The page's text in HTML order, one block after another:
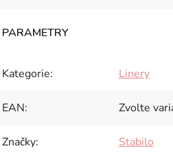
Kategorie: Linery
EAN: Zvolte
Značky: Stabilo